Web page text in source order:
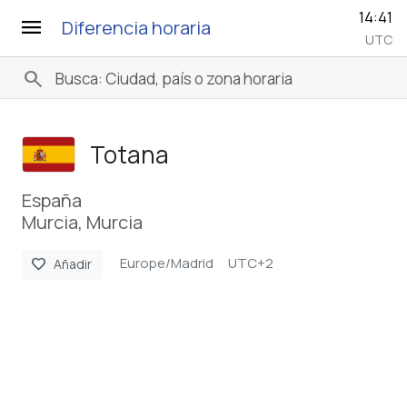
menu Diferencia horaria 14:41
UTC
search
Totana
España
Murcia, Murcia
favorite Añadir Europe/Madrid UTC+2